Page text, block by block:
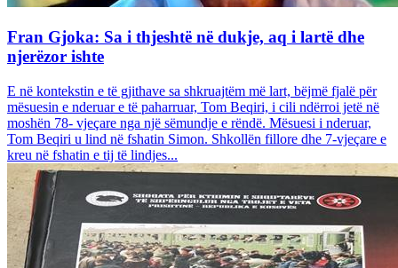
Fran Gjoka: Sa i thjeshtë në dukje, aq i lartë dhe
njerëzor ishte
E në kontekstin e të gjithave sa shkruajtëm më lart, bëjmë fjalë për
mësuesin e nderuar e të paharruar, Tom Beqiri, i cili ndërroi jetë në
moshën 78- vjeçare nga një sëmundje e rëndë. Mësuesi i nderuar,
Tom Beqiri u lind në fshatin Simon. Shkollën fillore dhe 7-vjeçare e
kreu në fshatin e tij të lindjes...